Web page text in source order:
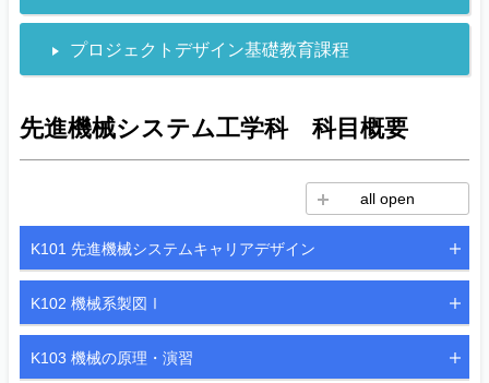
プロジェクトデザイン基礎教育課程
先進機械システム工学科 科目概要
all open
K101 先進機械システムキャリアデザイン
K102 機械系製図Ⅰ
K103 機械の原理・演習